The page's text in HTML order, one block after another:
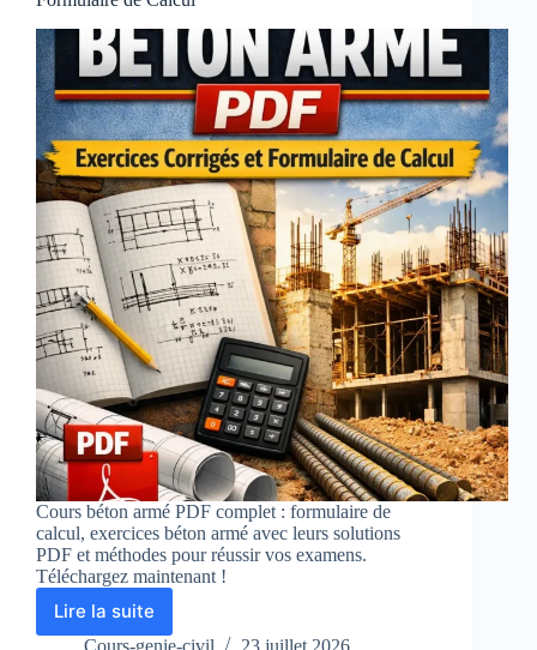
Cours béton armé PDF complet : formulaire de
calcul, exercices béton armé avec leurs solutions
PDF et méthodes pour réussir vos examens.
Téléchargez maintenant !
Lire la suite
Cours
Béton
Cours-genie-civil 23 juillet 2026